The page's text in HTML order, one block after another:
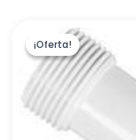
¡Oferta!
¡Oferta!